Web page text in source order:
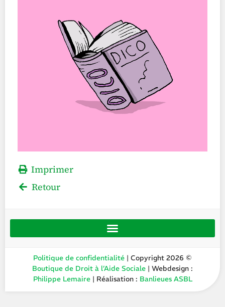
Imprimer
Retour
Politique de confidentialité | Copyright 2026 ©
Boutique de Droit à l’Aide Sociale | Webdesign :
Philippe Lemaire| Réalisation : Banlieues ASBL